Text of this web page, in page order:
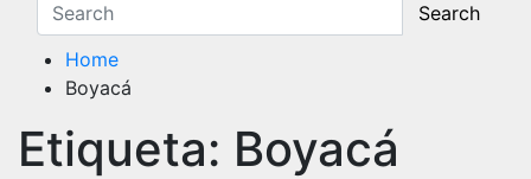
Search
Home
Boyacá
Etiqueta: Boyacá